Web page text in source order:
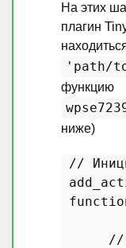
На этих
плагин
'path/
функцию
ниже)
//
//